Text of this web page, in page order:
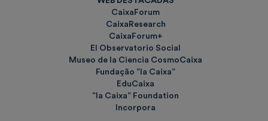
CaixaForum
CaixaResearch
CaixaForum+
El Observatorio Social
Museo de la Ciencia CosmoCaixa
Fundação ”la Caixa”
EduCaixa
”la Caixa” Foundation
Incorpora